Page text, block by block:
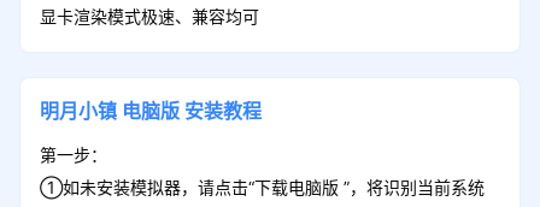
显卡渲染模式极速、兼容均可
明月小镇 电脑版 安装教程
第一步：
①如未安装模拟器，请点击“下载电脑版 ”，将识别当前系统